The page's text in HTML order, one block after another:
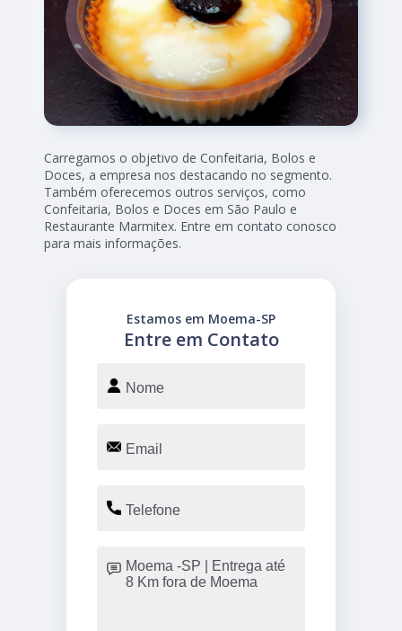
Carregamos o objetivo de Confeitaria, Bolos e
Doces, a empresa nos destacando no segmento.
Também oferecemos outros serviços, como
Confeitaria, Bolos e Doces em São Paulo e
Restaurante Marmitex. Entre em contato conosco
para mais informações.
Entre em Contato
Estamos em Moema-SP